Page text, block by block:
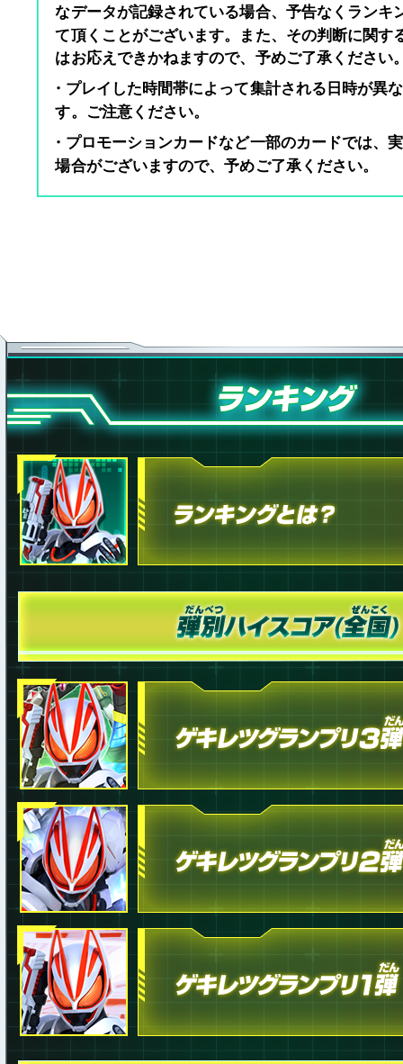
なデータが記録されている場合、予告なくランキ
て頂くことがございます。また、その判断に関す
はお応えできかねますので、予めご了承ください
・プレイした時間帯によって集計される日時が異
す。ご注意ください。
・プロモーションカードなど一部のカードでは、
場合がございますので、予めご了承ください。